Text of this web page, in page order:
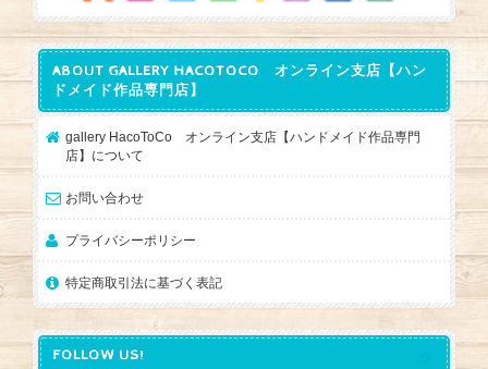
ABOUT GALLERY HACOTOCO オンライン支店【ハン
ドメイド作品専門店】
gallery HacoToCo オンライン支店【ハンドメイド作品専門
店】について
お問い合わせ
プライバシーポリシー
特定商取引法に基づく表記
FOLLOW US!